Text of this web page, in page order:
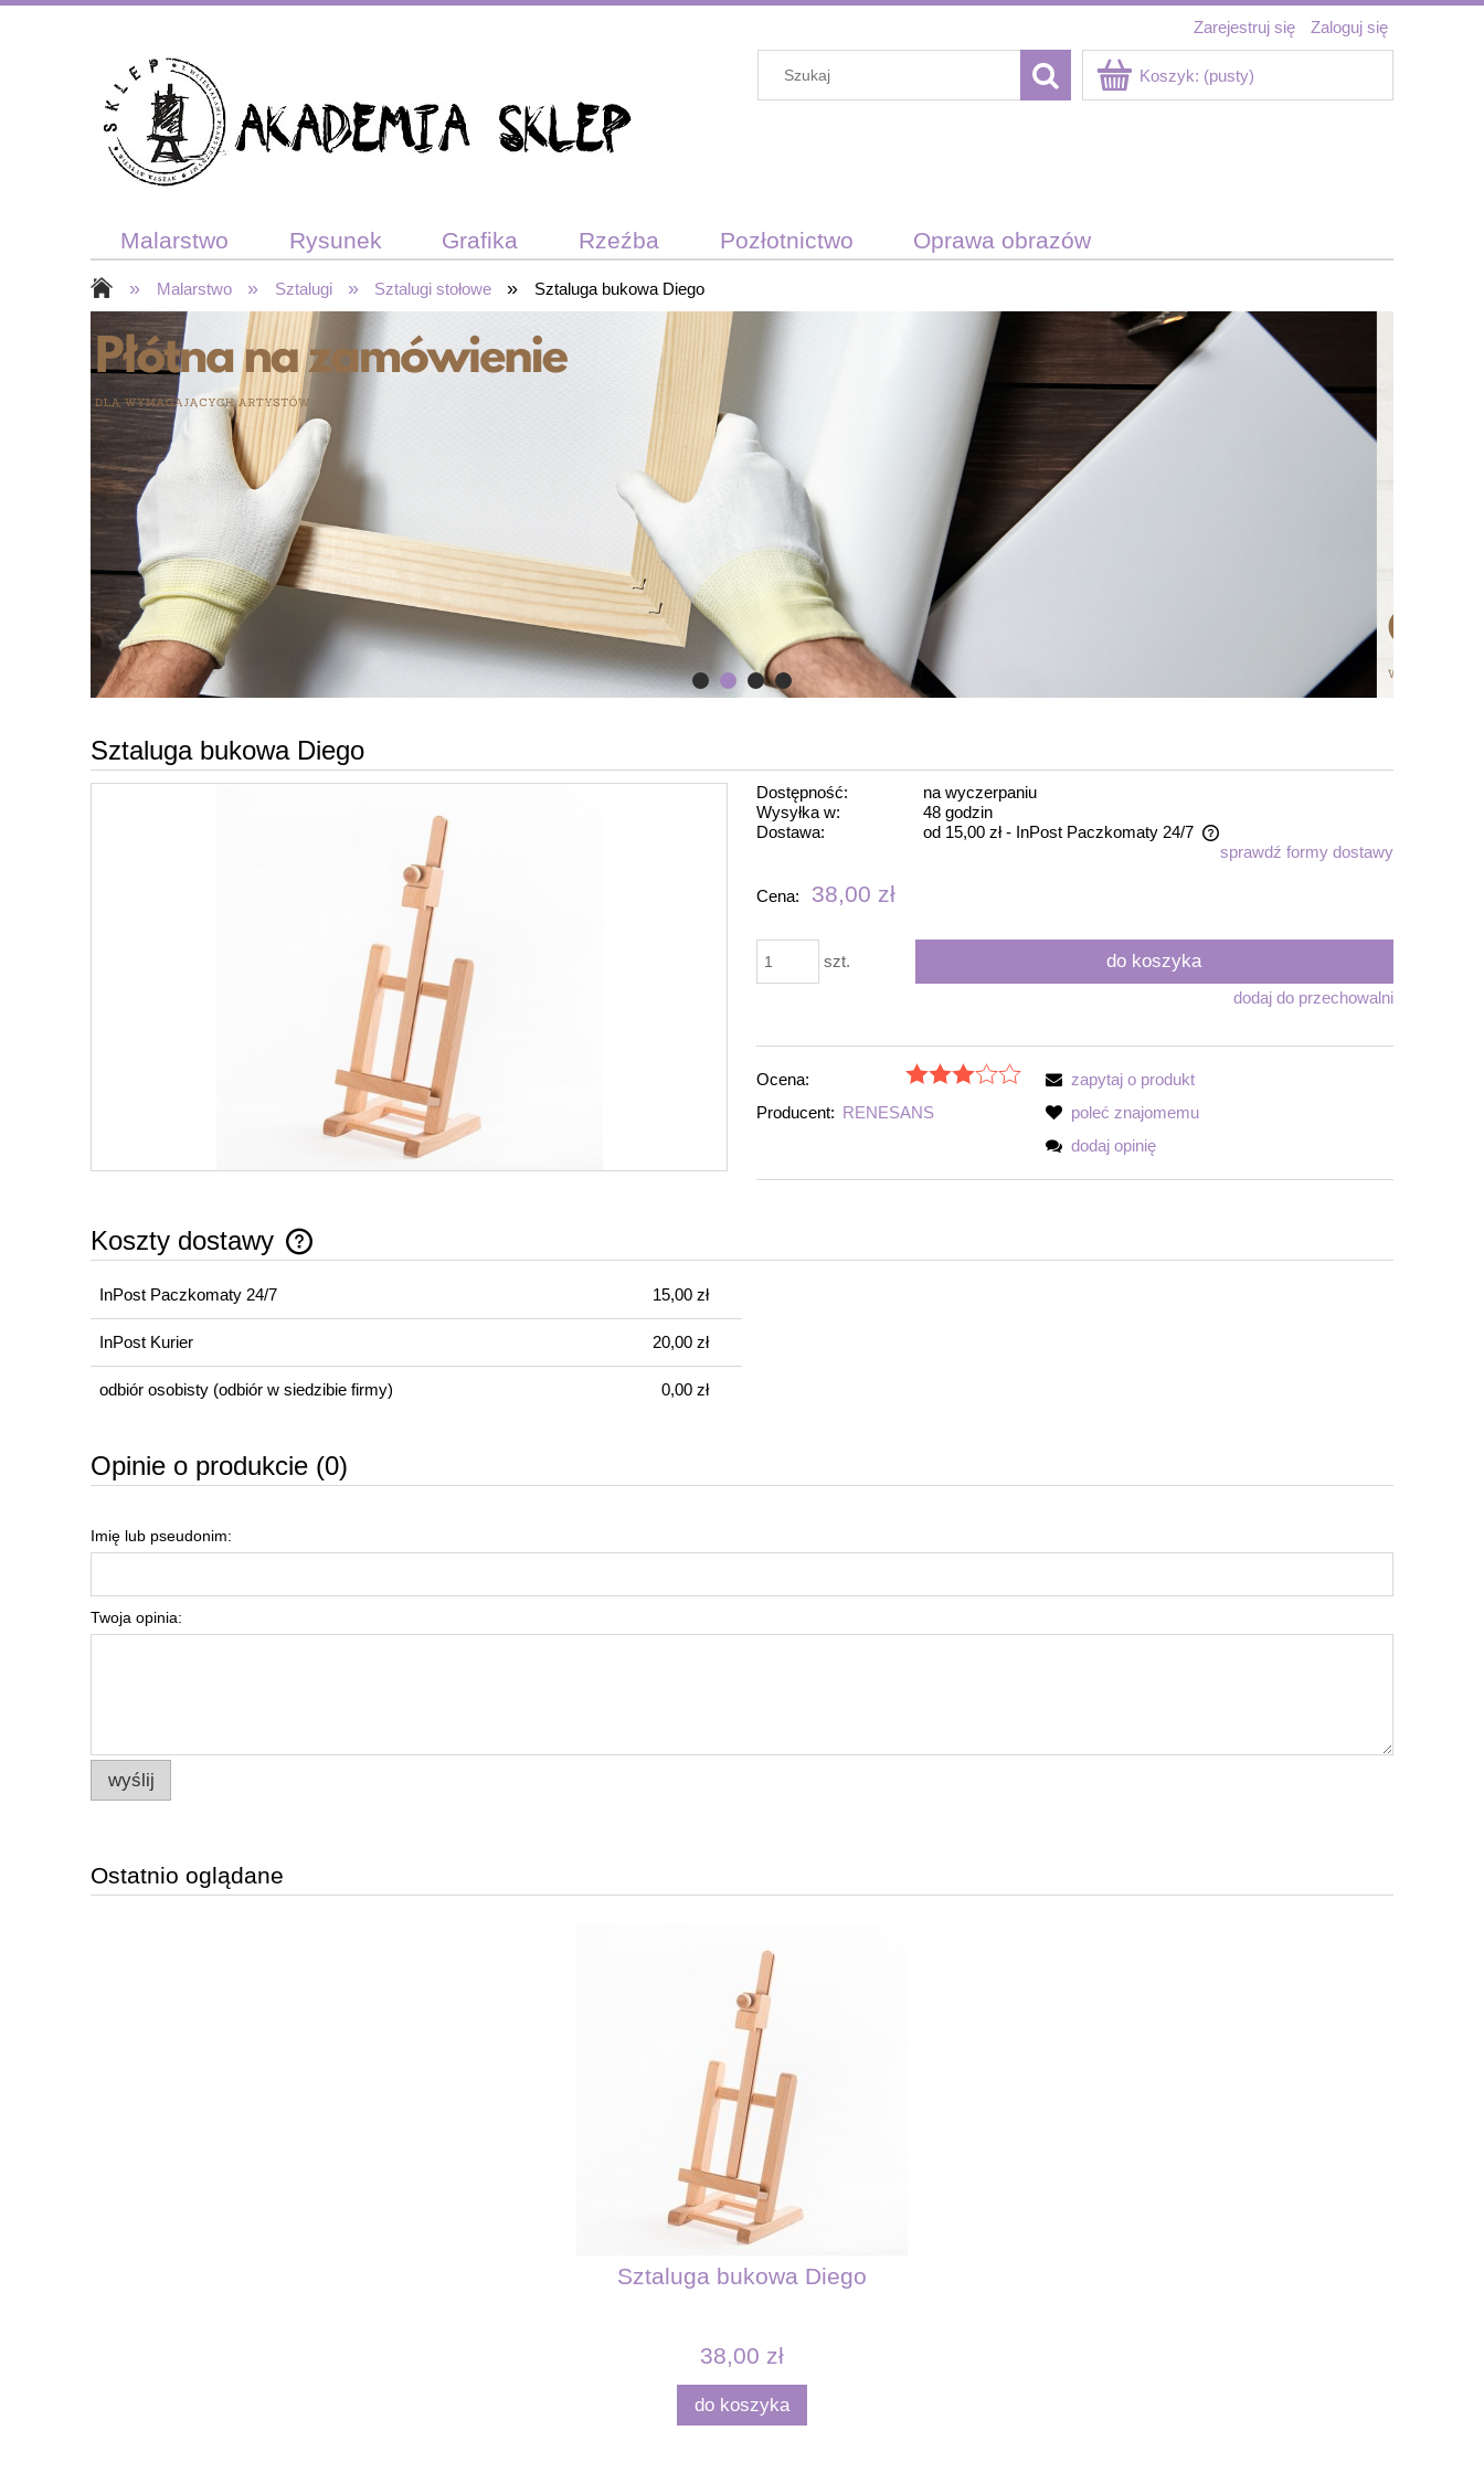
Zarejestruj się Zaloguj się
Koszyk: (pusty)
Malarstwo Rysunek Grafika Rzeźba Pozłotnictwo Oprawa obrazów
Akcesoria plastyczne Bon podarunkowy
» Malarstwo » Sztalugi » Sztalugi stołowe » Sztaluga bukowa Diego
Sztaluga bukowa Diego
Dostępność:
na wyczerpaniu
Wysyłka w:
48 godzin
Dostawa:
od 15,00 zł - InPost Paczkomaty 24/7
sprawdź formy dostawy
Cena: 38,00 zł
szt. do koszyka
dodaj do przechowalni
Ocena:
Producent: RENESANS
zapytaj o produkt
poleć znajomemu
dodaj opinię
Koszty dostawy
płatności
InPost Paczkomaty 24/7 15,00 zł
InPost Kurier 20,00 zł
odbiór osobisty(odbiór w siedzibie firmy) 0,00 zł
Opinie o produkcie (0)
Imię lub pseudonim:
Twoja opinia:
wyślij
Ostatnio oglądane
Sztaluga bukowa Diego
38,00 zł
do koszyka